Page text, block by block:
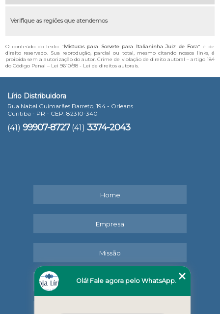
Verifique as regiões que atendemos
O conteúdo do texto "Misturas para Sorvete para Italianinha Juiz de Fora" é de
direito reservado. Sua reprodução, parcial ou total, mesmo citando nossos links, é
proibida sem a autorização do autor. Crime de violação de direito autoral – artigo 184
do Código Penal – Lei 9610/98 - Lei de direitos autorais.
Lírio Distribuidora
Rua Nabal Guimarães Barreto, 194 - Orleans
Curitiba - PR - CEP: 82310-340
(41) 99907-8727 (41) 3374-2043
Home
Empresa
Missão
Serviços
Olá! Fale agora pelo WhatsApp.